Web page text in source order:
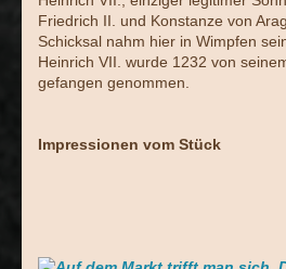
Friedrich II. und Konstanze von
Schicksal nahm hier in Wimpfen
Heinrich VII. wurde 1232 von
gefangen genommen.
Impressionen vom Stück